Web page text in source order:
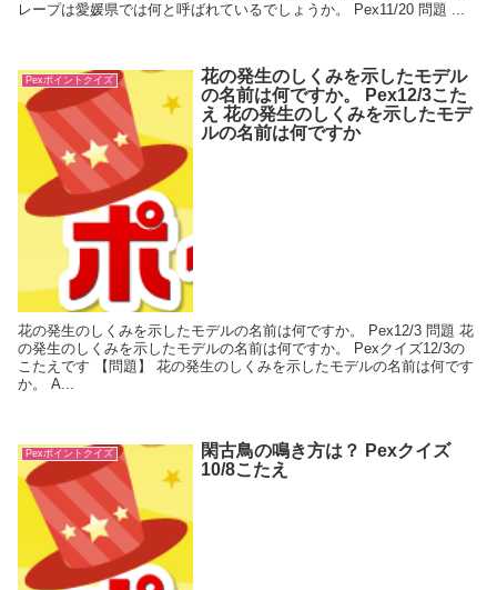
レープは愛媛県では何と呼ばれているでしょうか。 Pex11/20 問題 ...
Pexポイントクイズ
花の発生のしくみを示したモデル
の名前は何ですか。 Pex12/3こた
え 花の発生のしくみを示したモデ
ルの名前は何ですか
花の発生のしくみを示したモデルの名前は何ですか。 Pex12/3 問題 花
の発生のしくみを示したモデルの名前は何ですか。 Pexクイズ12/3の
こたえです 【問題】 花の発生のしくみを示したモデルの名前は何です
か。 A...
Pexポイントクイズ
閑古鳥の鳴き方は？ Pexクイズ
10/8こたえ